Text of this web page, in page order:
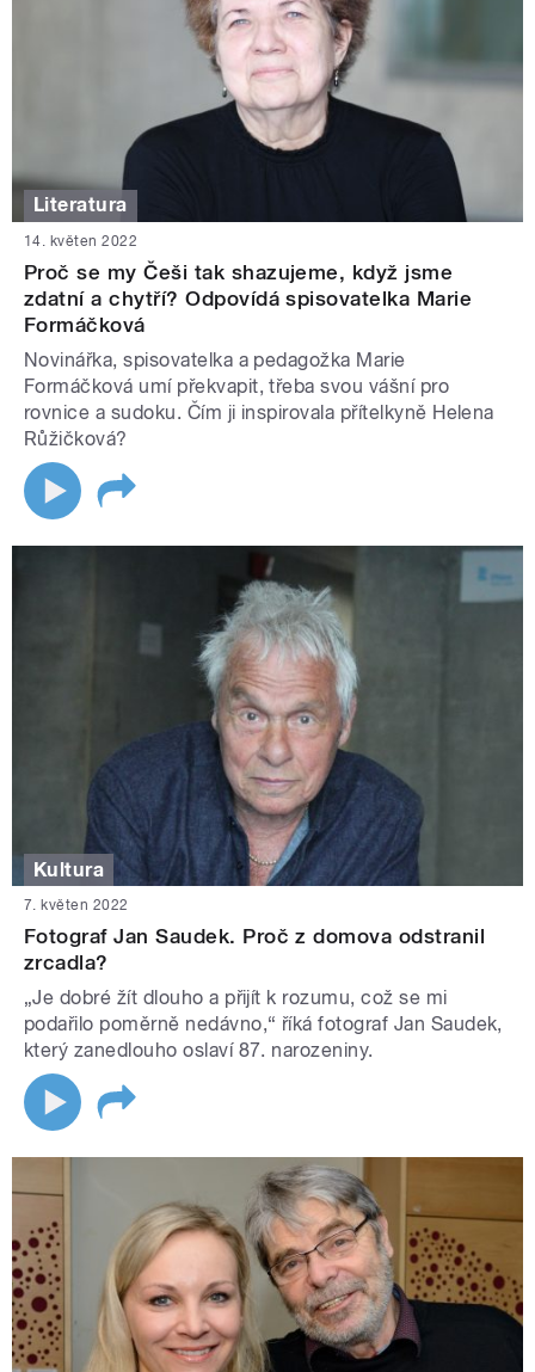
Literatura
14. květen 2022
Proč se my Češi tak shazujeme, když jsme
zdatní a chytří? Odpovídá spisovatelka Marie
Formáčková
Novinářka, spisovatelka a pedagožka Marie
Formáčková umí překvapit, třeba svou vášní pro
rovnice a sudoku. Čím ji inspirovala přítelkyně Helena
Růžičková?
Kultura
7. květen 2022
Fotograf Jan Saudek. Proč z domova odstranil
zrcadla?
„Je dobré žít dlouho a přijít k rozumu, což se mi
podařilo poměrně nedávno,“ říká fotograf Jan Saudek,
který zanedlouho oslaví 87. narozeniny.